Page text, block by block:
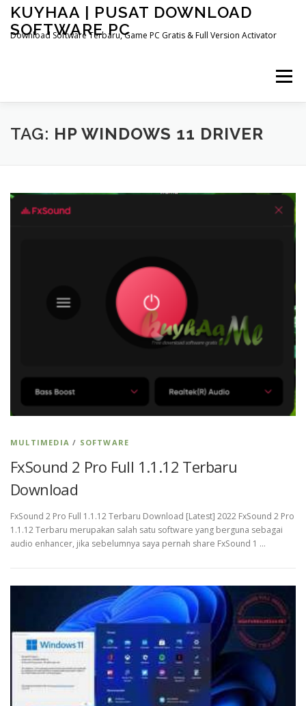
Skip
content
KUYHAA | PUSAT DOWNLOAD
SOFTWARE PC
Download Software Terbaru, Game PC Gratis & Full Version Activator
Menu
HOME CATEGORIES ABOUT US
TAG: HP WINDOWS 11 DRIVER
MULTIMEDIA / SOFTWARE
FxSound 2 Pro Full 1.1.12 Terbaru
Download
FxSound 2 Pro Full 1.1.12 Terbaru Download [Latest] 2022 FxSound 2 Pro
1.1.12 Terbaru merupakan salah satu software yang berguna sebagai
audio enhancer, jika sebelumnya saya pernah share FxSound 1 …